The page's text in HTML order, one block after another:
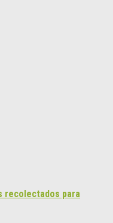
recolectados para